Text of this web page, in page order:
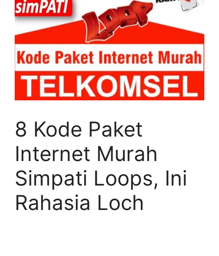
8 Kode Paket
Internet Murah
Simpati Loops, Ini
Rahasia Loch